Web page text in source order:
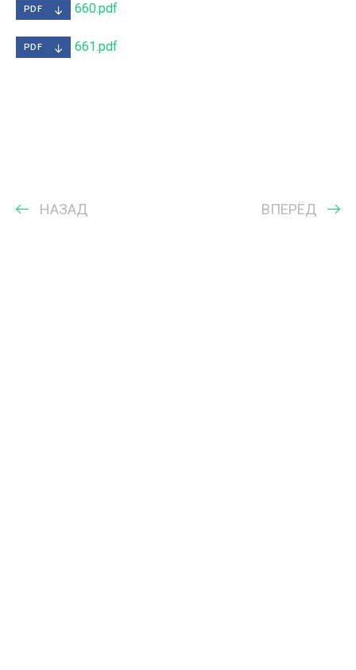
PDF 660.pdf
PDF 661.pdf
НАЗАД ВПЕРЁД